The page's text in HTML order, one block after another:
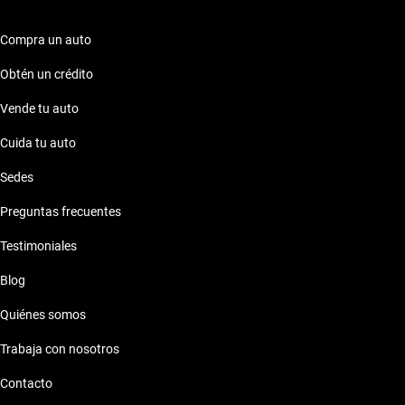
Compra un auto
Obtén un crédito
Vende tu auto
Cuida tu auto
Sedes
Preguntas frecuentes
Testimoniales
Blog
Quiénes somos
Trabaja con nosotros
Contacto